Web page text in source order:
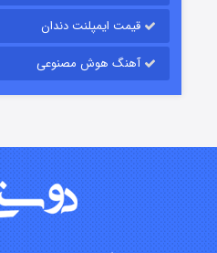
شوگر
قیمت ایمپلنت دندان
آهنگ هوش مصنوعی